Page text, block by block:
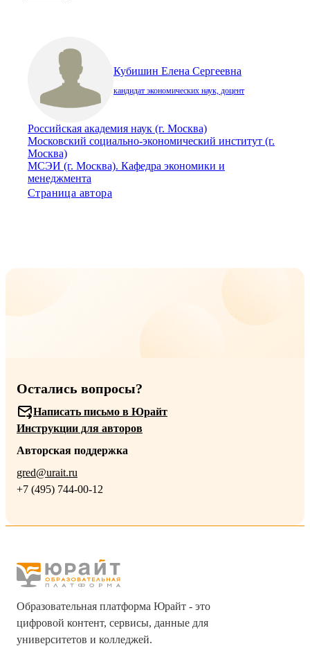
Кубишин Елена Сергеевна
кандидат экономических наук, доцент
Российская академия наук (г. Москва)
Московский социально-экономический институт (г.
Москва)
МСЭИ (г. Москва). Кафедра экономики и
менеджмента
Страница автора
Остались вопросы?
Написать письмо в Юрайт
Инструкции для авторов
Авторская поддержка
gred@urait.ru
+7 (495) 744-00-12
Образовательная платформа Юрайт - это
цифровой контент, сервисы, данные для
университетов и колледжей.